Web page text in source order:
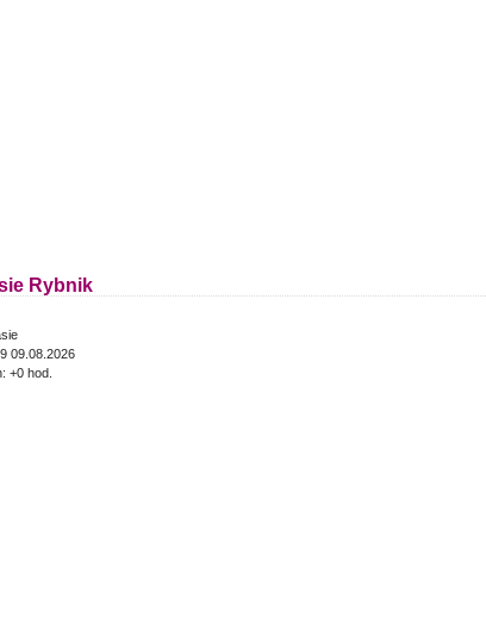
Rybnik
09.08.2026
+0 hod.